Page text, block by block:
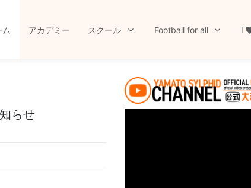
アカデミー スクール Football for all I
らせ